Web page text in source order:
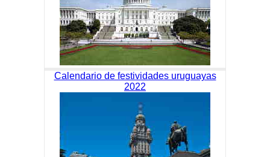
Calendario de festividades uruguayas
2022